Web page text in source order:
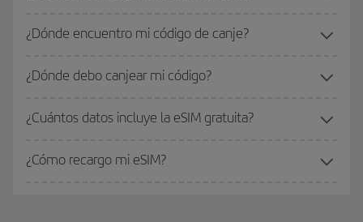
¿Dónde encuentro mi código de canje?
¿Dónde debo canjear mi código?
¿Cuántos datos incluye la eSIM gratuita?
¿Cómo recargo mi eSIM?